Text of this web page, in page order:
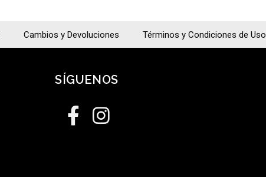
Cambios y Devoluciones Términos y Condiciones de Uso
SÍGUENOS